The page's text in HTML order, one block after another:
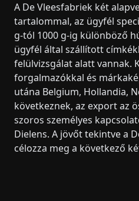
A De Vleesfabriek két
tartalommal, az ügyfél
g-tól 1000 g-ig különböző
ügyfél által szállított
felülvizsgálat alatt vannak.
forgalmazókkal és
utána Belgium, Hollandia,
következnek, az export az
szoros személyes
Dielens. A jövőt tekintve a
célozza meg a következő